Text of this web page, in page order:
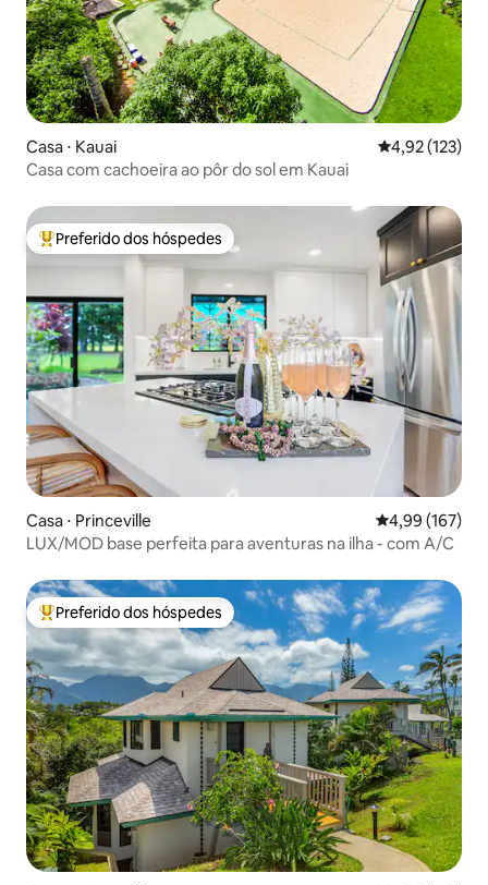
Casa ⋅ Kauai 4,92 de uma
4,92 (123)
Casa com cachoeira ao pôr do sol em Kauai
Entre os melhores preferidos dos hóspedes
Preferido dos hóspedes
Casa ⋅ Princeville 4,99 de uma
4,99 (167)
LUX/MOD base perfeita para aventuras na ilha - com A/C
Entre os melhores preferidos dos hóspedes
Preferido dos hóspedes